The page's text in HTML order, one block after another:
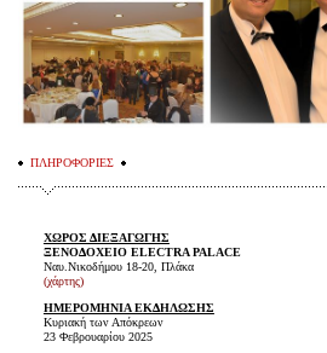
ΠΛΗΡΟΦΟΡΙΕΣ
ΧΩΡΟΣ ΔΙΕΞΑΓΩΓΗΣ
ΞΕΝΟΔΟΧΕΙΟ ELECTRA PALACE
Ναυ.Νικοδήμου 18-20, Πλάκα
(χάρτης)
ΗΜΕΡΟΜΗΝΙΑ ΕΚΔΗΛΩΣΗΣ
Κυριακή των Απόκρεων
23 Φεβρουαρίου 2025